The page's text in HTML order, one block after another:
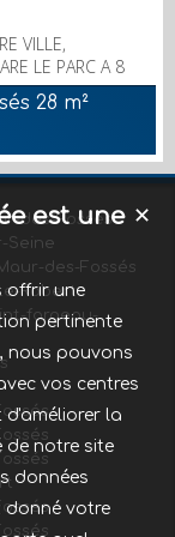
VILLE,
LE PARC A 8
BUREAU DE 28
STANDING;
MISS
88 65 91
28 m²
des-Fossés
Seine
des-Fossés
Robert
fargeau-
✕
est une
offrir une
pertinente
nous pouvons
vos centres
d'améliorer la
de notre site
données
donné votre